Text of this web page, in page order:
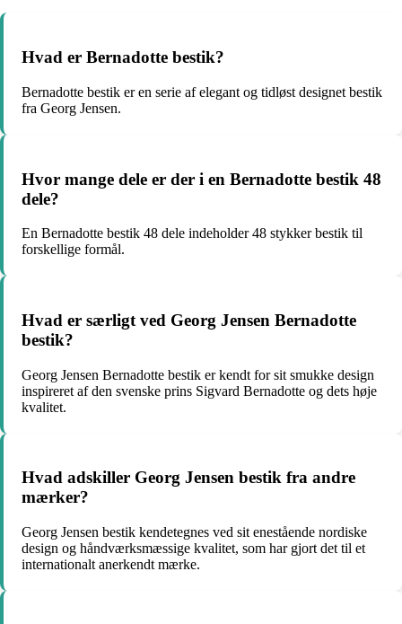
Hvad er Bernadotte bestik?
Bernadotte bestik er en serie af elegant og tidløst designet bestik
fra Georg Jensen.
Hvor mange dele er der i en Bernadotte bestik 48
dele?
En Bernadotte bestik 48 dele indeholder 48 stykker bestik til
forskellige formål.
Hvad er særligt ved Georg Jensen Bernadotte
bestik?
Georg Jensen Bernadotte bestik er kendt for sit smukke design
inspireret af den svenske prins Sigvard Bernadotte og dets høje
kvalitet.
Hvad adskiller Georg Jensen bestik fra andre
mærker?
Georg Jensen bestik kendetegnes ved sit enestående nordiske
design og håndværksmæssige kvalitet, som har gjort det til et
internationalt anerkendt mærke.